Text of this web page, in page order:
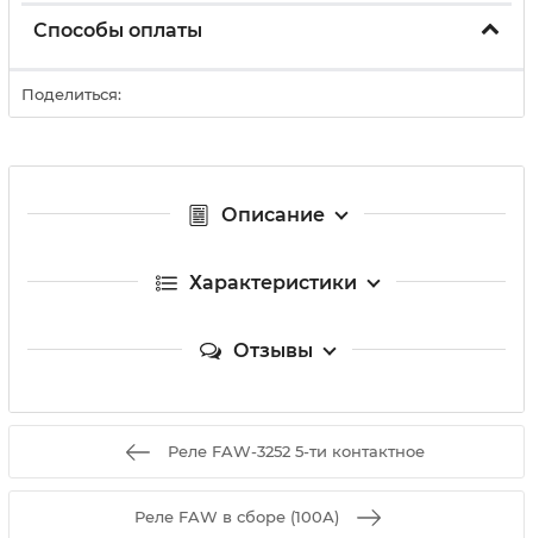
Способы оплаты
Поделиться:
Описание
Характеристики
Отзывы
Реле FAW-3252 5-ти контактное
Реле FAW в сборе (100А)